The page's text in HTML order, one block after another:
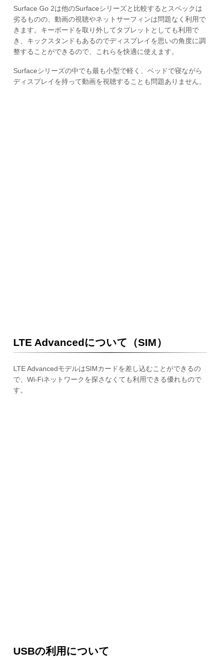
Surface Go 2は他のSurfaceシリーズと比較するとスペックは
劣るものの、動画の視聴やネットサーフィンは問題なく利用で
きます。キーボードを取り外してタブレットとしても利用で
き、キックスタンドもあるのでディスプレイを思いの角度に調
整することができるので、これらを快適に使えます。
Surfaceシリーズの中でも最も小型で軽く、ベッドで寝ながら
ディスプレイを持って動画を視聴することも問題ありません。
LTE Advancedについて（SIM）
LTE AdvancedモデルはSIMカードを差し込むことができるの
で、Wi-Fiネットワークを探さなくても利用できる優れもので
す。
USBの利用について